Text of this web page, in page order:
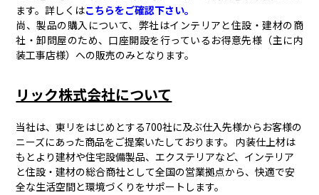
ます。詳しくはこちらをご確認下さい。
尚、製品の購入について、弊社はインテリアと住設・建材の商
社・卸問屋のため、口座開設を行っているお得意先様（主に内
装工事店様）への販売のみとなります。
リック株式会社について
当社は、東リをはじめとする700社に及ぶ仕入先様からお客様の
ニーズにあった商品をご提案いたしております。 内装仕上材は
もとより建材や住宅設備製品、エクステリアなど、インテリア
と住設・建材の総合商社として全国の営業拠点から、快適で安
全な生活空間と環境づくりをサポートします。